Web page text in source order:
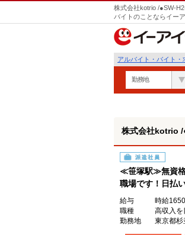
株式会社kotrio /●SW-
バイトのことならイー
アルバイト・バイト・
勤務地
株式会社kotrio /
派遣社員
≪笹塚駅≫無資格
職場です！日払
給与
時給
職種
高収入
勤務地
東京都杉